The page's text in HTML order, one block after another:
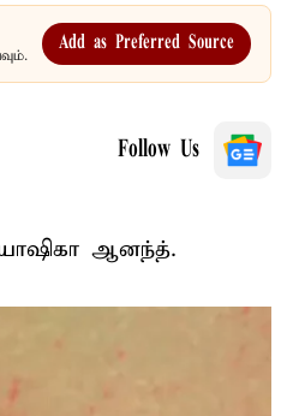
Add as Preferred Source
Follow Us
யாஷிகா ஆனந்த்.